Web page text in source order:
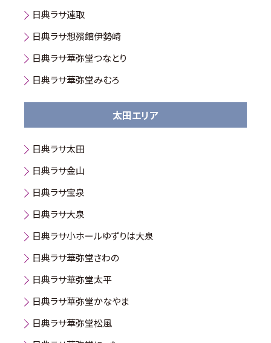
日典ラサ連取
日典ラサ想殯館伊勢崎
日典ラサ華弥堂つなとり
日典ラサ華弥堂みむろ
太田エリア
日典ラサ太田
日典ラサ金山
日典ラサ宝泉
日典ラサ大泉
日典ラサ小ホールゆずりは大泉
日典ラサ華弥堂さわの
日典ラサ華弥堂太平
日典ラサ華弥堂かなやま
日典ラサ華弥堂松風